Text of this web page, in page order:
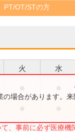
PT/OT/STの方
火 水
、事前に必ず医療機
場合があります。